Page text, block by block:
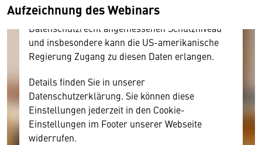
Aufzeichnung des Webinars
Diese Daten unterliegen keinem dem EU-
Datenschutzrecht angemessenen Schutzniveau
und insbesondere kann die US-amerikanische
Regierung Zugang zu diesen Daten erlangen.
Details finden Sie in unserer
Datenschutzerklärung. Sie können diese
Einstellungen jederzeit in den Cookie-
Einstellungen im Footer unserer Webseite
widerrufen.